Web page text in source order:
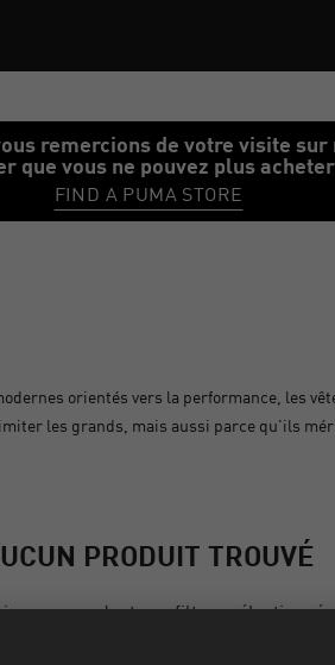
remercions de votre visite sur
que vous ne pouvez plus
FIND A PUMA STORE
orientés vers la performance, les
les grands, mais aussi parce qu'ils
PRODUIT TROUVÉ
correspondent aux filtres